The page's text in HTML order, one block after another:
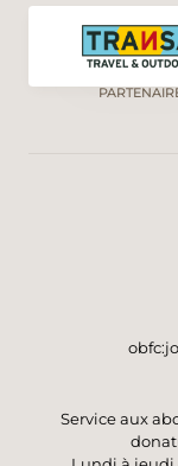
Service aux